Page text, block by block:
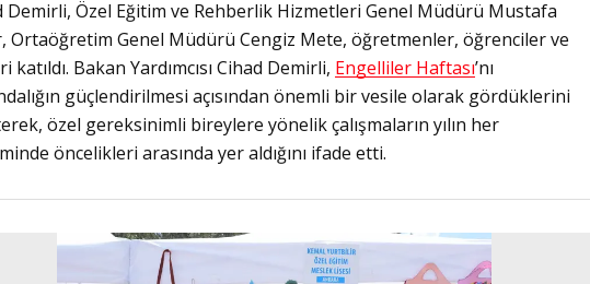
Demirli, Özel Eğitim ve Rehberlik Hizmetleri Genel Müdürü Mustafa
Ortaöğretim Genel Müdürü Cengiz Mete, öğretmenler, öğrenciler ve
katıldı. Bakan Yardımcısı Cihad Demirli, Engelliler Haftası’nı
güçlendirilmesi açısından önemli bir vesile olarak gördüklerini
özel gereksinimli bireylere yönelik çalışmaların yılın her
öncelikleri arasında yer aldığını ifade etti.